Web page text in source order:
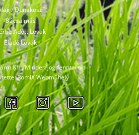
/ Dunakeszi
Bácsalmás
Adott Lovak
Eladó Lovak
Kft., Minden jog fenntartva
RomiX Webműhely